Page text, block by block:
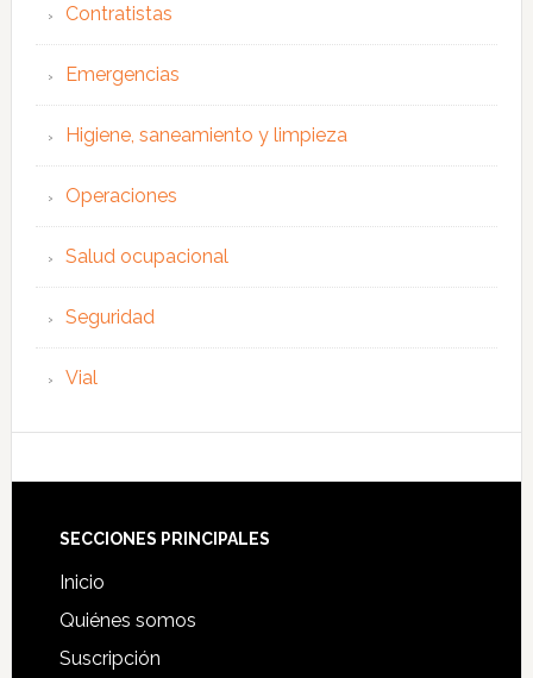
Contratistas
Emergencias
Higiene, saneamiento y limpieza
Operaciones
Salud ocupacional
Seguridad
Vial
Footer
SECCIONES PRINCIPALES
Inicio
Quiénes somos
Suscripción